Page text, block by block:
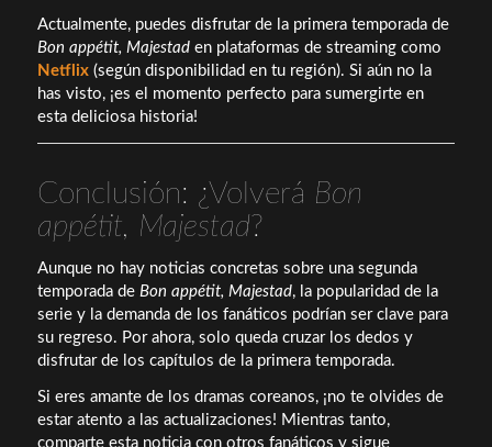
Actualmente, puedes disfrutar de la primera temporada de
Bon appétit, Majestaden plataformas de streaming como
Netflix(según disponibilidad en tu región). Si aún no la
has visto, ¡es el momento perfecto para sumergirte en
esta deliciosa historia!
Conclusión: ¿Volverá Bon
appétit, Majestad?
Aunque no hay noticias concretas sobre una segunda
temporada de Bon appétit, Majestad, la popularidad de la
serie y la demanda de los fanáticos podrían ser clave para
su regreso. Por ahora, solo queda cruzar los dedos y
disfrutar de los capítulos de la primera temporada.
Si eres amante de los dramas coreanos, ¡no te olvides de
estar atento a las actualizaciones! Mientras tanto,
comparte esta noticia con otros fanáticos y sigue